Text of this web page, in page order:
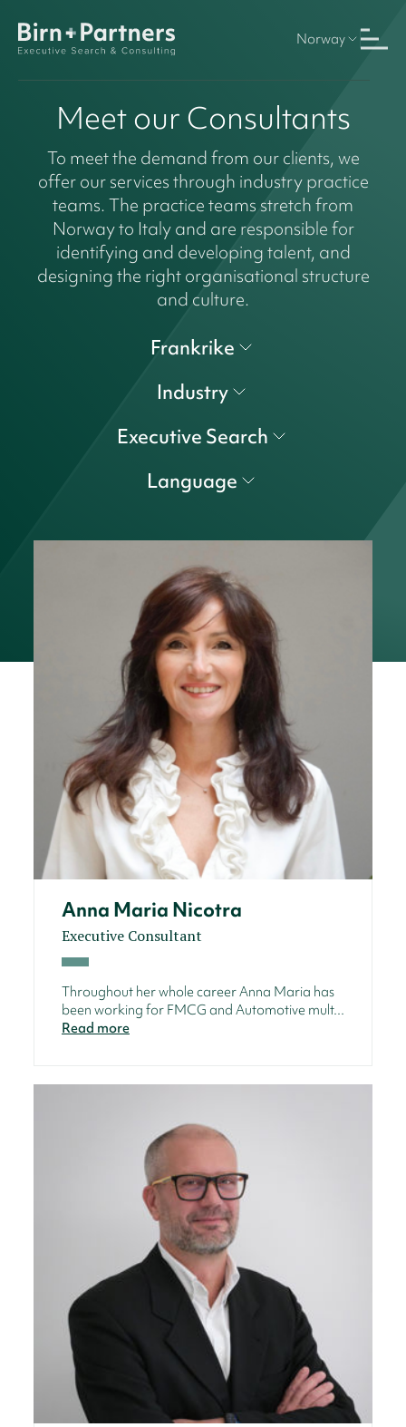
Norway
Meet our Consultants
To meet the demand from our clients, we
offer our services through industry practice
teams. The practice teams stretch from
Norway to Italy and are responsible for
identifying and developing talent, and
designing the right organisational structure
and culture.
Frankrike
Industry
Executive Search
Language
Anna Maria Nicotra
Executive Consultant
Throughout her whole career Anna Maria has
been working for FMCG and Automotive mult...
Read more